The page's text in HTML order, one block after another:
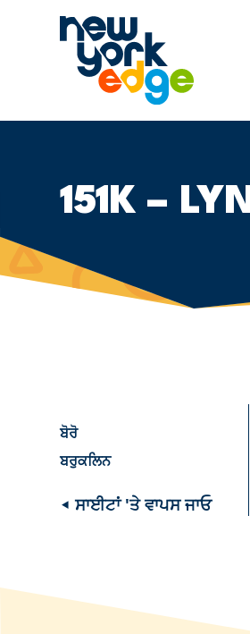
ਮੁੱਖ ਸਮੱਗਰੀ ਤੇ ਜਾਓ
151K –
ਬੋਰੋ
ਬਰੁਕਲਿਨ
◂ ਸਾਈਟਾਂ 'ਤੇ ਵਾਪਸ ਜਾਓ